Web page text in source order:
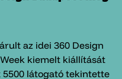
az idei 360 Design
kiemelt kiállítását
látogató tekintette